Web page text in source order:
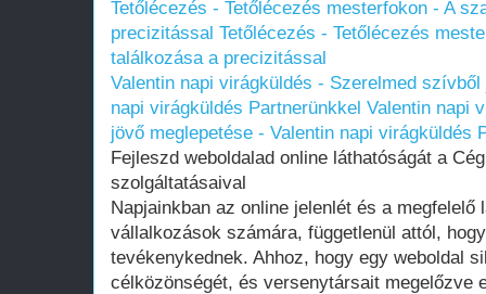
Tetőlécezés - Tetőlécezés mesterfokon - A
precizitással Tetőlécezés - Tetőlécezés
találkozása a precizitással
Valentin napi virágküldés - Szerelmed
napi virágküldés Partnerünkkel Valentin napi
jövő meglepetése - Valentin napi virágküldés
Fejleszd weboldalad online láthatóságát a
szolgáltatásaival
Napjainkban az online jelenlét és a
vállalkozások számára, függetlenül attól,
tevékenykednek. Ahhoz, hogy egy weboldal
célközönségét, és versenytársait megelőzve